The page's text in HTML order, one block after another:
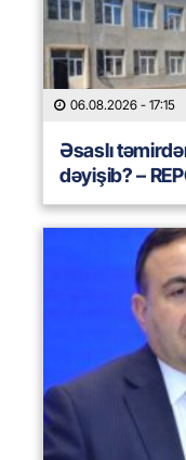
06.08.2026 - 17:15
Əsaslı
dəyişib? –